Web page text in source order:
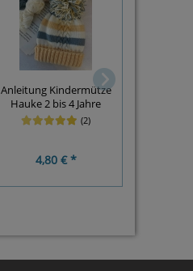
Anleitung Kindermütze
Hauke 2 bis 4 Jahre
(2)
4,80 € *